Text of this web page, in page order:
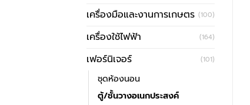
เครื่องมือและงานการเกษตร (100)
เครื่องใช้ไฟฟ้า (164)
เฟอร์นิเจอร์ (101)
ชุดห้องนอน
ตู้/ชั้นวางอเนกประสงค์